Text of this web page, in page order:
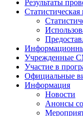
Результаты
Учрежденные
Участие в
Официальные
Информация
Новости
Анонсы